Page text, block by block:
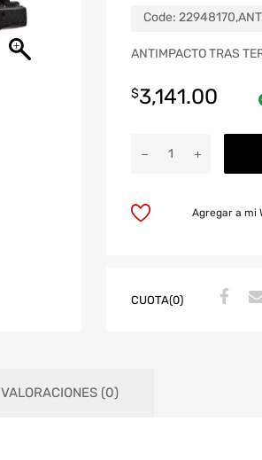
Code:
ANTIMPACTO TRAS
$3,141.00
Agregar a mi
CUOTA(0)
VALORACIONES (0)